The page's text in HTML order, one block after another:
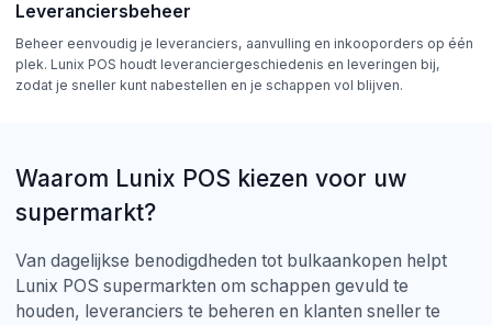
Leveranciersbeheer
Beheer eenvoudig je leveranciers, aanvulling en inkooporders op één
plek. Lunix POS houdt leveranciergeschiedenis en leveringen bij,
zodat je sneller kunt nabestellen en je schappen vol blijven.
Waarom Lunix POS kiezen voor uw
supermarkt?
Van dagelijkse benodigdheden tot bulkaankopen helpt
Lunix POS supermarkten om schappen gevuld te
houden, leveranciers te beheren en klanten sneller te